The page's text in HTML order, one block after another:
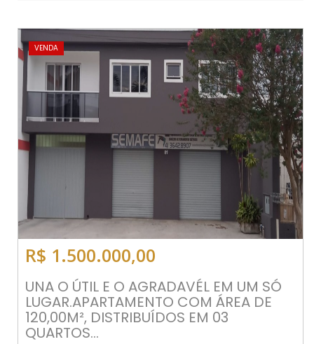
VENDA
R$ 1.500.000,00
UNA O ÚTIL E O AGRADAVÉL EM UM SÓ
LUGAR.APARTAMENTO COM ÁREA DE
120,00M², DISTRIBUÍDOS EM 03
QUARTOS...